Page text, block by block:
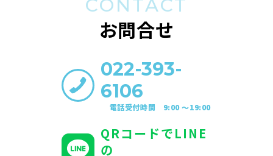
CONTACT
お問合せ
022-393-
6106
電話受付時間 9:00 〜19:00
QRコードでLINE
の